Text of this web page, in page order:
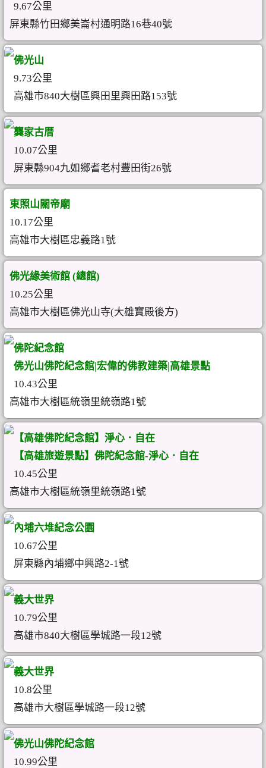
9.67公里
屏東縣竹田鄉美崙村通明路16巷40號
佛光山
9.73公里
高雄市840大樹區興田里興田路153號
龔家古厝
10.07公里
屏東縣904九如鄉耆老村豐田街26號
東照山關帝廟
10.17公里
高雄市大樹區忠義路1號
佛光緣美術館 (總館)
10.25公里
高雄市大樹區佛光山寺(大雄寶殿後方)
佛陀紀念館
佛光山佛陀紀念館|宏偉的佛教建築|高雄景點
10.43公里
高雄市大樹區統嶺里統嶺路1號
【高雄佛陀紀念館】淨心．自在
【高雄旅遊景點】佛陀紀念館-淨心．自在
10.45公里
高雄市大樹區統嶺里統嶺路1號
內埔六堆紀念公園
10.67公里
屏東縣內埔鄉中興路2-1號
義大世界
10.79公里
高雄市840大樹區學城路一段12號
義大世界
10.8公里
高雄市大樹區學城路一段12號
佛光山佛陀紀念館
10.99公里